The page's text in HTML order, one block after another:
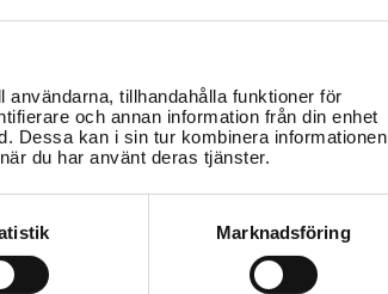
tillhandahålla funktioner för
och annan information från din enhet
Dessa kan i sin tur kombinera informationen
du har använt deras tjänster.
Marknadsföring